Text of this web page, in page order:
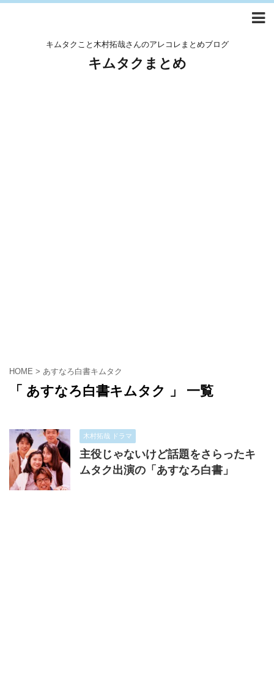
キムタクこと木村拓哉さんのアレコレまとめブログ
キムタクまとめ
HOME > あすなろ白書キムタク
「 あすなろ白書キムタク 」 一覧
木村拓哉 ドラマ
主役じゃないけど話題をさらったキ
ムタク出演の「あすなろ白書」